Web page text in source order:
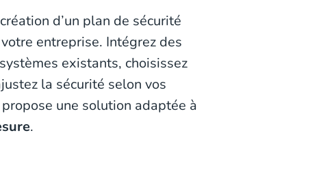
d’un plan de sécurité
entreprise. Intégrez des
existants, choisissez
la sécurité selon vos
une solution adaptée à
.